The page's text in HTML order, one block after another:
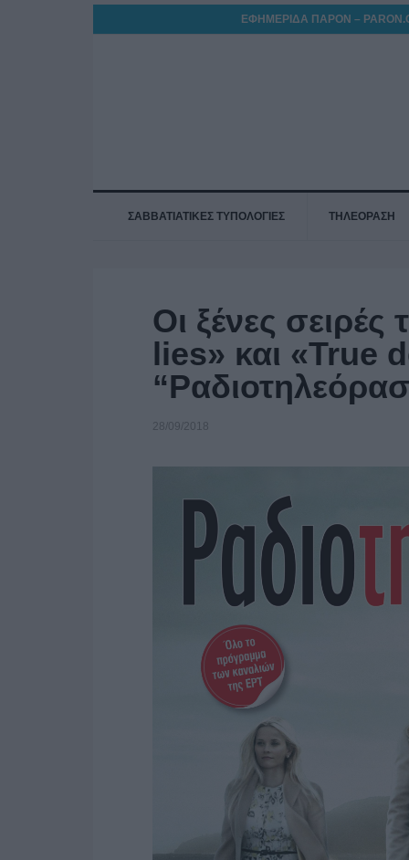
ΕΦΗΜΕΡΙΔΑ ΠΑΡΟΝ –
ΣΑΒΒΑΤΙΑΤΙΚΕΣ ΤΥΠΟΛΟΓΙΕΣ ΤΗΛΕΟΡΑΣΗ
Οι ξένες
lies» και «True
28/09/2018